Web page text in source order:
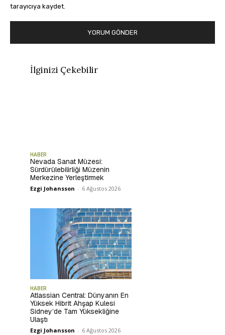
tarayıcıya kaydet.
İlginizi Çekebilir
HABER
Nevada Sanat Müzesi:
Sürdürülebilirliği Müzenin
Merkezine Yerleştirmek
Ezgi Johansson - 6 Ağustos 2026
HABER
Atlassian Central: Dünyanın En
Yüksek Hibrit Ahşap Kulesi
Sidney’de Tam Yüksekliğine
Ulaştı
Ezgi Johansson - 6 Ağustos 2026